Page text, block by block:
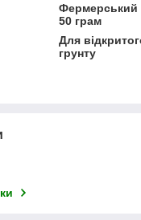
Фермерський
50 грам
Для
грунту